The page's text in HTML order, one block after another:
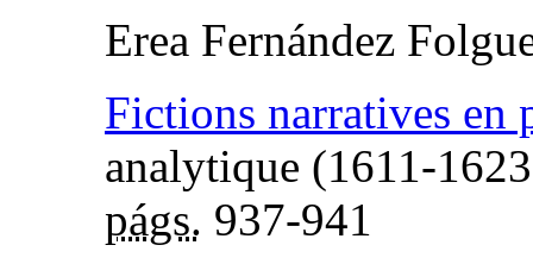
Erea Fernández
Fictions narratives en
analytique (1611-
págs. 937-941